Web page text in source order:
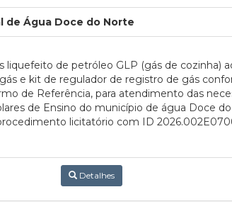
de Água Doce do Norte
liquefeito de petróleo GLP (gás de cozinha)
e kit de regulador de registro de gás
de Referência, para atendimento das
de Ensino do município de água Doce
licitatório com ID
Detalhes